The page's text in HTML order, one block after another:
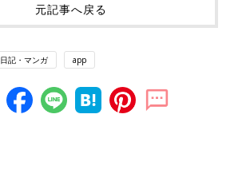
元記事へ戻る
日記・マンガ app